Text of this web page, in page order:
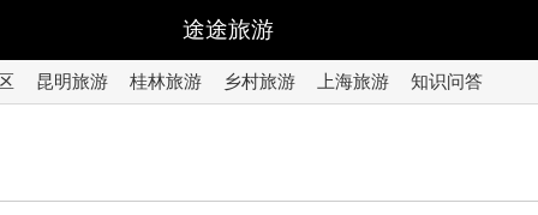
途途旅游
昆明旅游 桂林旅游 乡村旅游 上海旅游 知识问答